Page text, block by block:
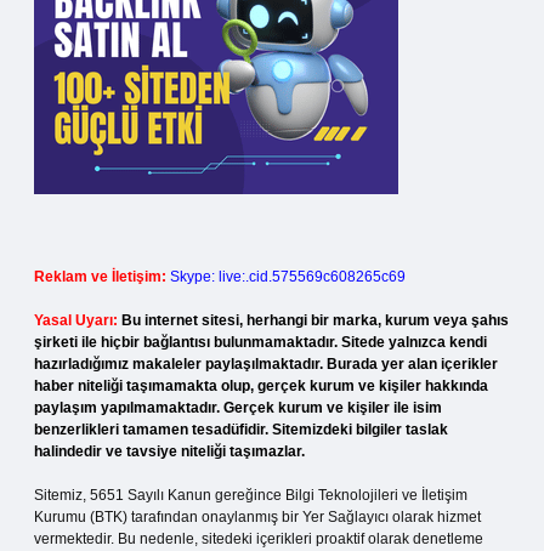
Reklam ve İletişim: Skype: live:.cid.575569c608265c69
Yasal Uyarı: Bu internet sitesi, herhangi bir marka, kurum veya şahıs
şirketi ile hiçbir bağlantısı bulunmamaktadır. Sitede yalnızca kendi
hazırladığımız makaleler paylaşılmaktadır. Burada yer alan içerikler
haber niteliği taşımamakta olup, gerçek kurum ve kişiler hakkında
paylaşım yapılmamaktadır. Gerçek kurum ve kişiler ile isim
benzerlikleri tamamen tesadüfidir. Sitemizdeki bilgiler taslak
halindedir ve tavsiye niteliği taşımazlar.
Sitemiz, 5651 Sayılı Kanun gereğince Bilgi Teknolojileri ve İletişim
Kurumu (BTK) tarafından onaylanmış bir Yer Sağlayıcı olarak hizmet
vermektedir. Bu nedenle, sitedeki içerikleri proaktif olarak denetleme